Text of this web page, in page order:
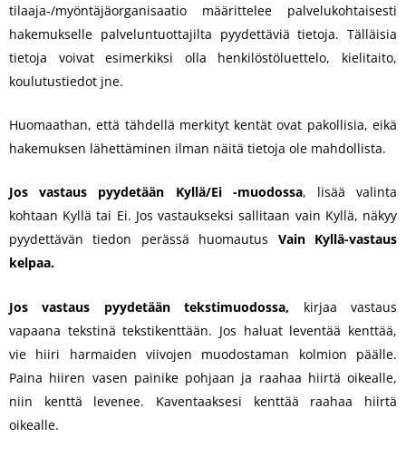
tilaaja-/myöntäjäorganisaatio määrittelee palvelukohtaisesti
hakemukselle palveluntuottajilta pyydettäviä tietoja. Tälläisia
tietoja voivat esimerkiksi olla henkilöstöluettelo, kielitaito,
koulutustiedot jne.
Huomaathan, että tähdellä merkityt kentät ovat pakollisia, eikä
hakemuksen lähettäminen ilman näitä tietoja ole mahdollista.
Jos vastaus pyydetään Kyllä/Ei -muodossa, lisää valinta
kohtaan Kyllä tai Ei. Jos vastaukseksi sallitaan vain Kyllä, näkyy
pyydettävän tiedon perässä huomautus Vain Kyllä-vastaus
kelpaa.
Jos vastaus pyydetään tekstimuodossa, kirjaa vastaus
vapaana tekstinä tekstikenttään. Jos haluat leventää kenttää,
vie hiiri harmaiden viivojen muodostaman kolmion päälle.
Paina hiiren vasen painike pohjaan ja raahaa hiirtä oikealle,
niin kenttä levenee. Kaventaaksesi kenttää raahaa hiirtä
oikealle.